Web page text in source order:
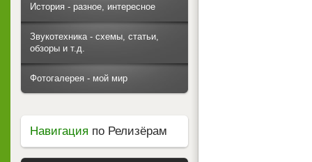
История - разное, интересное
Звукотехника - схемы, статьи,
обзоры и т.д.
Фотогалерея - мой мир
Навигация по Релизёрам